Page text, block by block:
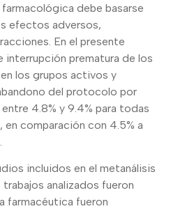
debe basarse
efectos adversos,
En el presente
interrupción prematura de los
los grupos activos y
del protocolo por
4.8% y 9.4% para todas
comparación con 4.5% a
incluidos en el metanálisis
analizados fueron
farmacéutica fueron